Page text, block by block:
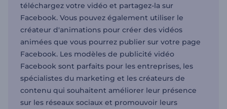
téléchargez votre vidéo et partagez-la sur
Facebook. Vous pouvez également utiliser le
créateur d'animations pour créer des vidéos
animées que vous pourrez publier sur votre page
Facebook. Les modèles de publicité vidéo
Facebook sont parfaits pour les entreprises, les
spécialistes du marketing et les créateurs de
contenu qui souhaitent améliorer leur présence
sur les réseaux sociaux et promouvoir leurs